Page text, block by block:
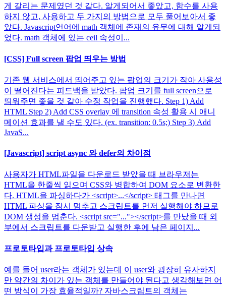
게 갈리는 문제였던 것 같다. 알게되어서 좋았고, 함수를 사용
하지 않고, 사용하고 두 가지의 방법으로 모두 풀어보아서 좋
았다. Javascript언어에 math 객체에 존재의 유무에 대해 알게되
었다. math 객체에 있는 ceil 속성이...
[CSS] Full screen 팝업 띄우는 방법
기존 웹 서비스에서 띄어주고 있는 팝업의 크기가 작아 사용성
이 떨어진다는 피드백을 받았다. 팝업 크기를 full screen으로
띄워주면 좋을 것 같아 수정 작업을 진행했다. Step 1) Add
HTML Step 2) Add CSS overlay 에 transition 속성 활용 시 애니
메이션 효과를 낼 수도 있다. (ex. transition: 0.5s;) Step 3) Add
JavaS...
[Javascript] script async 와 defer의 차이점
사용자가 HTML파일을 다운로드 받았을 때 브라우저는
HTML을 한줄씩 읽으며 CSS와 병합하여 DOM 요소로 변환한
다. HTML을 파싱하다가 <script>...</script> 태그를 만나면
HTML 파싱을 잠시 멈추고 스크립트를 먼저 실행해야 하므로
DOM 생성을 멈춘다. <script src="..."></script>를 만났을 때 외
부에서 스크립트를 다운받고 실행한 후에 남은 페이지...
프로토타입과 프로토타입 상속
예를 들어 user라는 객체가 있는데 이 user와 굉장히 유사하지
만 약간의 차이가 있는 객체를 만들어야 된다고 생각해보면 어
떤 방식이 가장 효율적일까? 자바스크립트의 객체는